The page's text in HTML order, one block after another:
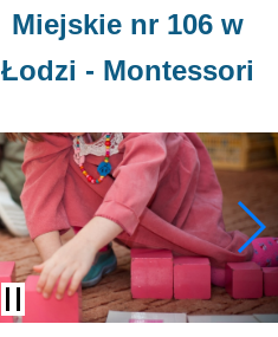
Miejskie nr 106 w
Łodzi - Montessori